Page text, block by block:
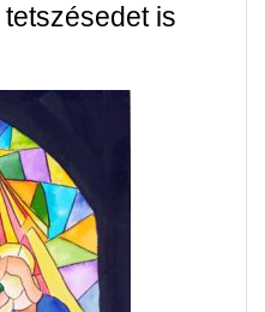
is